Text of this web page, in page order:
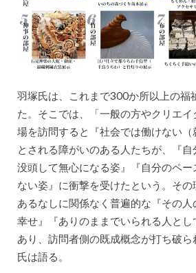
羽塚氏は、これまで300か所以上の福
た。そこでは、「一般の方やクリエイ
場を訪問すると『社会では働けない（
とされる障がいのある人たちが、『
没頭して無心になる姿』『自分のペ
ない姿』に衝撃を受けたという。そ
あるなしに関係なく普遍的な『その人
幸せ』『ありのままでいられる人とし
あり、訪問者側の既成概念が打ち破
氏は語る。